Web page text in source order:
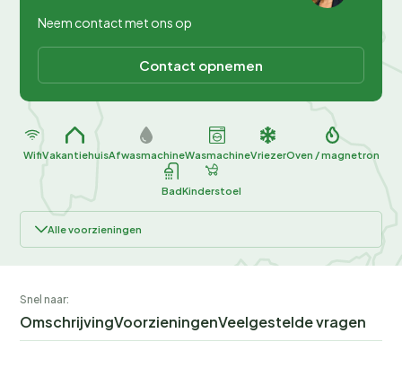
Neem contact met ons op
Contact opnemen
WifiVakantiehuisAfwasmachineWasmachineVriezerOven / magnetron
BadKinderstoel
Alle voorzieningen
Snel naar:
OmschrijvingVoorzieningenVeelgestelde vragen